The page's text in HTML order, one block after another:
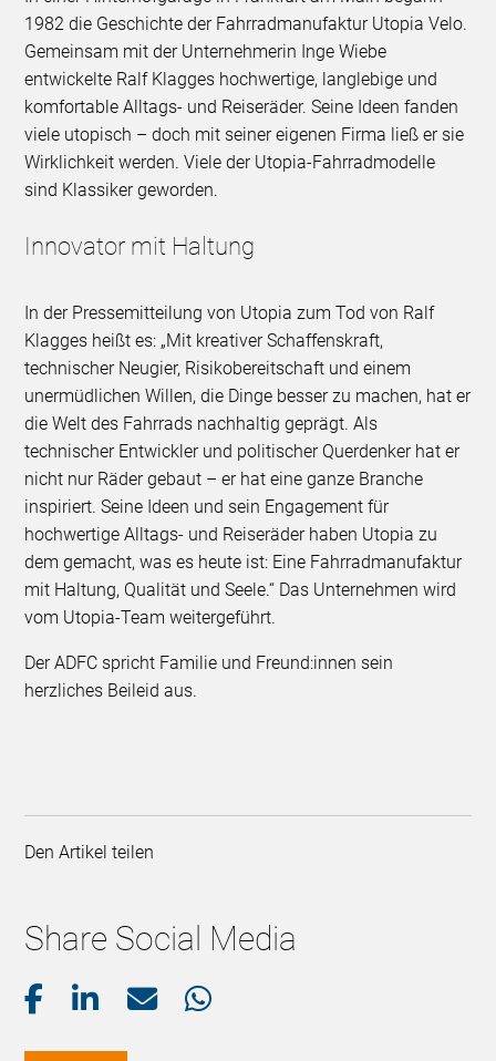
1982 die Geschichte der Fahrradmanufaktur Utopia Velo.
Gemeinsam mit der Unternehmerin Inge Wiebe
entwickelte Ralf Klagges hochwertige, langlebige und
komfortable Alltags- und Reiseräder. Seine Ideen fanden
viele utopisch – doch mit seiner eigenen Firma ließ er sie
Wirklichkeit werden. Viele der Utopia-Fahrradmodelle
sind Klassiker geworden.
Innovator mit Haltung
In der Pressemitteilung von Utopia zum Tod von Ralf
Klagges heißt es: „Mit kreativer Schaffenskraft,
technischer Neugier, Risikobereitschaft und einem
unermüdlichen Willen, die Dinge besser zu machen, hat er
die Welt des Fahrrads nachhaltig geprägt. Als
technischer Entwickler und politischer Querdenker hat er
nicht nur Räder gebaut – er hat eine ganze Branche
inspiriert. Seine Ideen und sein Engagement für
hochwertige Alltags- und Reiseräder haben Utopia zu
dem gemacht, was es heute ist: Eine Fahrradmanufaktur
mit Haltung, Qualität und Seele.“ Das Unternehmen wird
vom Utopia-Team weitergeführt.
Der ADFC spricht Familie und Freund:innen sein
herzliches Beileid aus. ​
Den Artikel teilen
Share Social Media